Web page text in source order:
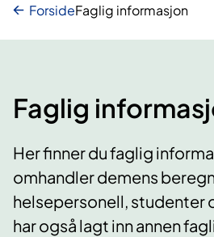
ForsideFaglig informasjon
Faglig
Her finner du faglig
omhandler demens
helsepersonell, studenter
har også lagt inn annen